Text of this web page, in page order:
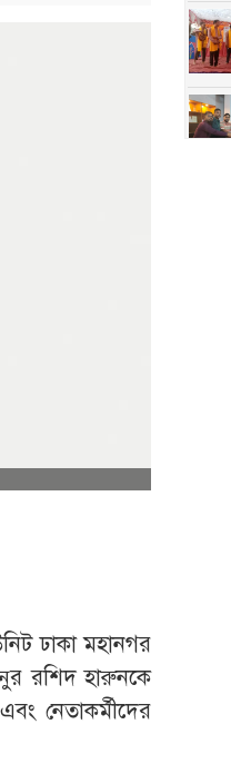
ঢাকা মহানগর
রশিদ হারুনকে
নেতাকর্মীদের